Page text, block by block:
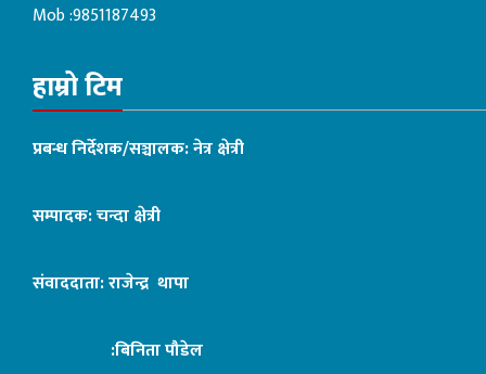
Mob :9851187493
हाम्रो टिम
प्रबन्ध निर्देशक/सञ्चालक: नेत्र क्षेत्री
सम्पादक: चन्दा क्षेत्री
संवाददाता: राजेन्द्र थापा
:बिनिता पौडेल